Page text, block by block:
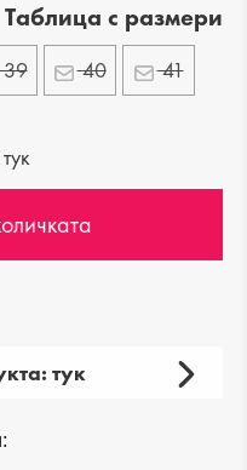
Tаблица с размери
40 41
тук